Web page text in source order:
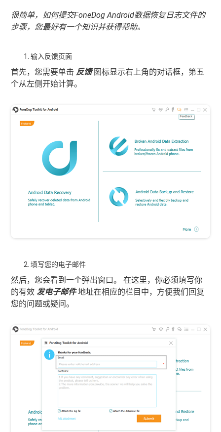
很简单，如何提交FoneDog Android数据恢复日志文件的
步骤，您最好有一个知识并获得帮助。
输入反馈页面
首先，您需要单击 反馈图标显示右上角的对话框，第五
个从左侧开始计算。
填写您的电子邮件
然后，您会看到一个弹出窗口。 在这里，你必须填写你
的有效发电子邮件地址在相应的栏目中，方便我们回复
您的问题或疑问。